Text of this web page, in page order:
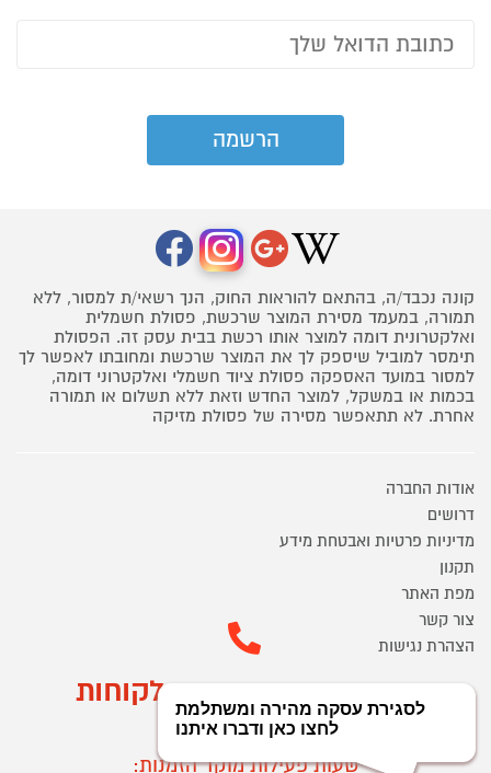
קונה נכבד/ה, בהתאם להוראות החוק, הנך רשאי/ת למסור, ללא
תמורה, במעמד מסירת המוצר שרכשת, פסולת חשמלית
ואלקטרונית דומה למוצר אותו רכשת בבית עסק זה. הפסולת
תימסר למוביל שיספק לך את המוצר שרכשת ומחובתו לאפשר לך
למסור במועד האספקה פסולת ציוד חשמלי ואלקטרוני דומה,
בכמות או במשקל, למוצר החדש וזאת ללא תשלום או תמורה
אחרת. לא תתאפשר מסירה של פסולת מזיקה
אודות החברה
דרושים
מדיניות פרטיות ואבטחת מידע
תקנון
מפת האתר
צור קשר
הצהרת נגישות
מוקד הזמנות ושירות לקוחות
03-9545370
שעות פעילות מוקד הזמנות: